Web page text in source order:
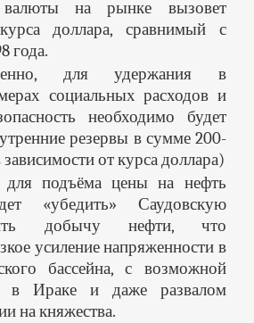
валюты на рынке вызовет
доллара, сравнимый с
года.
для удержания в
социальных расходов и
необходимо будет
резервы в сумме 200-
от курса доллара)
для подъёма цены на нефть
«убедить» Саудовскую
добычу нефти, что
усиление напряженности в
бассейна, с возможной
в Ираке и даже развалом
на княжества.